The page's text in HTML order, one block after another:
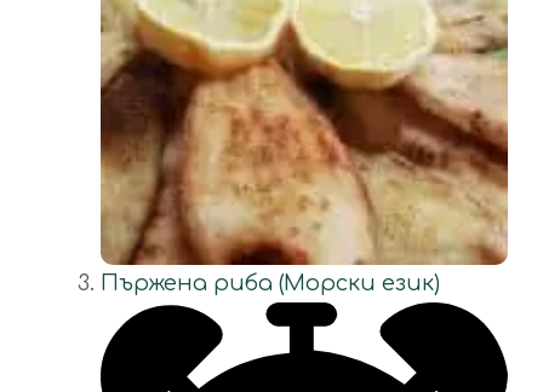
Пържена риба (Морски език)